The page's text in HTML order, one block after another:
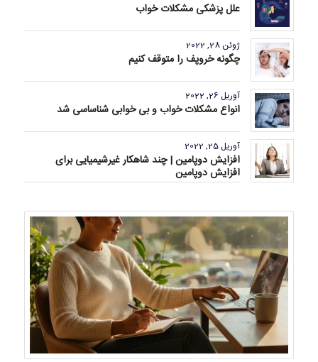
علل پزشکی مشکلات خواب
ژوئن 28, 2022
چگونه خروپف را متوقف کنیم
آوریل 26, 2022
انواع مشکلات خواب و بی خوابی شناساسی شد
آوریل 25, 2022
افزایش دوپامین | چند شاهکار غیرشیمیایی برای
افزایش دوپامین